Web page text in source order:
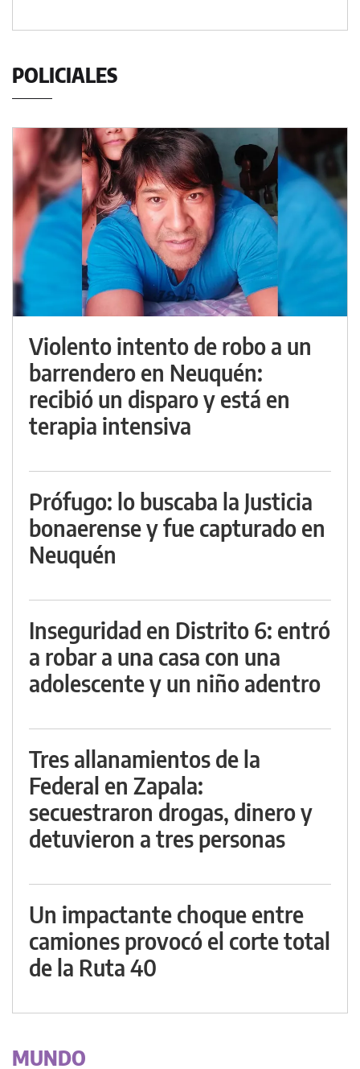
POLICIALES
Violento intento de robo a un
barrendero en Neuquén:
recibió un disparo y está en
terapia intensiva
Prófugo: lo buscaba la Justicia
bonaerense y fue capturado en
Neuquén
Inseguridad en Distrito 6: entró
a robar a una casa con una
adolescente y un niño adentro
Tres allanamientos de la
Federal en Zapala:
secuestraron drogas, dinero y
detuvieron a tres personas
Un impactante choque entre
camiones provocó el corte total
de la Ruta 40
MUNDO